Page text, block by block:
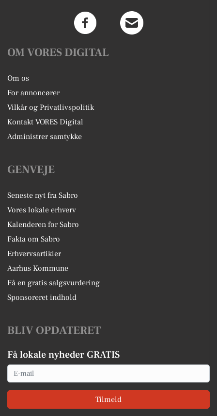
OM VORES DIGITAL
Om os
For annoncører
Vilkår og Privatlivspolitik
Kontakt VORES Digital
Administrer samtykke
GENVEJE
Seneste nyt fra Sabro
Vores lokale erhverv
Kalenderen for Sabro
Fakta om Sabro
Erhvervsartikler
Aarhus Kommune
Få en gratis salgsvurdering
Sponsoreret indhold
BLIV OPDATERET
Få lokale nyheder GRATIS
Email
Tilmeld